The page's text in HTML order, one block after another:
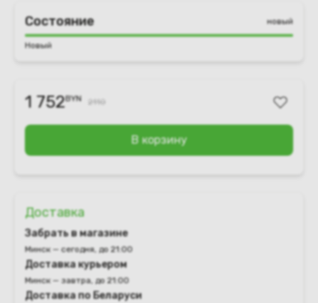
Состояние новый
Новый
1 752BYN 2110
В корзину
Доставка
Забрать в магазине
Минск — сегодня, до 21:00
Доставка курьером
Минск — завтра, до 21:00
Доставка по Беларуси